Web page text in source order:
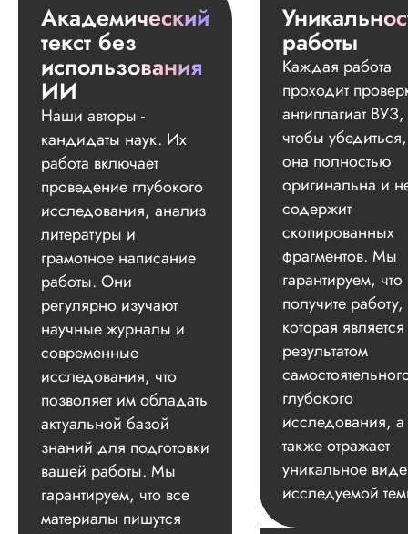
Академический
текст без
использования
ИИ
Наши авторы -
кандидаты наук. Их
работа включает
проведение глубокого
исследования, анализ
литературы и
грамотное написание
работы. Они
регулярно изучают
научные журналы и
современные
исследования, что
позволяет им обладать
актуальной базой
знаний для подготовки
вашей работы. Мы
гарантируем, что все
материалы пишутся
работы
Каждая работа
проходит
антиплагиат ВУЗ,
чтобы
она полностью
оригинальна и
содержит
скопированных
фрагментов. Мы
гарантируем,
получите работу,
которая является
результатом
глубокого
исследования, а
также отражает
уникальное
исследуемой